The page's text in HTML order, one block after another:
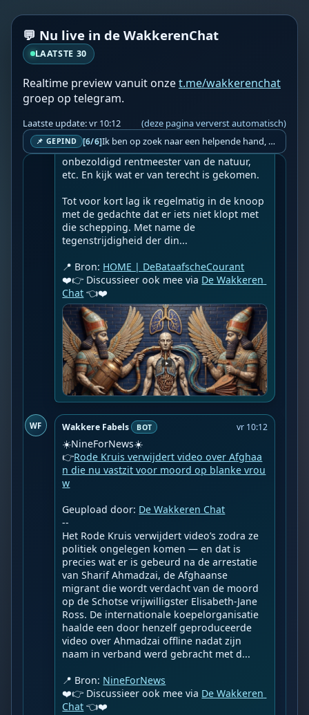
💬 Nu live in de WakkerenChat
LAATSTE 30
Realtime preview vanuit onzet.me/wakkerenchat
groep op telegram.
Laatste update: vr 10:12 (deze pagina ververst automatisch)
📌 GEPIND [6/6] Ik ben op zoek naar een helpende hand, een menselijk oog, een admin die helpt met controleren of de chat wel correct word gemodereerd word door NoMoSpam. 98% gaat automatisch goed, toch ik dit nooit helemaal loslaten en moet er altijd een mens mee blijven opletten bij elke beslissing die gemaakt word. Waar bestaan de werkzaamheden uit? Mee kijken in admin log kanaal naar alle drugs/porno/scams die voorbij komen en in het geval van een randgevalletje, ingrijpen en b.v. een verwijderd maar wel toegestaan bericht terug plaatsen met een druk op de knop. tsja zo banaal en simpel is het gesteld.. Word je hier blij van? Nee. Strookt het je ego? Nee. Word je er beter van? Nee. Kost het veel tijd? Totaal niet, consistentie en regelmaat is belangrijker dan 'er even voor kunnen gaan zitten'.. het werk is in een paar seconden gepiept.. je checkt puur of AI de juiste beslissing heeft gemaakt.. …
👉Succes en verroest maar
Geupload door: De Wakkeren Chat
--
Schepper van alles maar een vreemde
vogel moet zijn geweest. Volgens de
meeste geschriften zou de mens de kers op
de taart van zijn schepping zijn, normaal
gesproken ben je daar dan zuinig op.
Bovendien werden we aangesteld als
onbezoldigd rentmeester van de natuur,
etc. En kijk wat er van terecht is gekomen.
Tot voor kort lag ik regelmatig in de knoop
met de gedachte dat er iets niet klopt met
die schepping. Met name de
tegenstrijdigheid der din...
📍 Bron: HOME | DeBataafscheCourant
❤️👉 Discussieer ook mee via De Wakkeren
Chat 👈❤️
WF Wakkere Fabels BOT vr 10:12
☀️NineForNews☀️
👉Rode Kruis verwijdert video over Afghaa
n die nu vastzit voor moord op blanke vrou
w
Geupload door: De Wakkeren Chat
--
Het Rode Kruis verwijdert video’s zodra ze
politiek ongelegen komen — en dat is
precies wat er is gebeurd na de arrestatie
van Sharif Ahmadzai, de Afghaanse
migrant die wordt verdacht van de moord
op de Schotse vrijwilligster Elisabeth-Jane
Ross. De internationale koepelorganisatie
haalde een door henzelf geproduceerde
video over Ahmadzai offline nadat zijn
naam in verband werd gebracht met d...
📍 Bron: NineForNews
❤️👉 Discussieer ook mee via De Wakkeren
Chat 👈❤️